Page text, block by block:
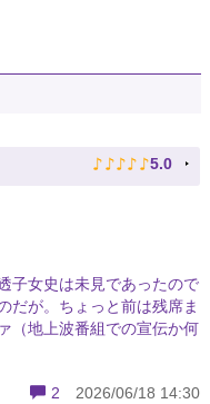
♪ ♪ ♪ ♪ ♪ 5.0
子女史は未見であったので
だが。ちょっと前は残席ま
（地上波番組での宣伝か何
2 2026/06/18 14:30